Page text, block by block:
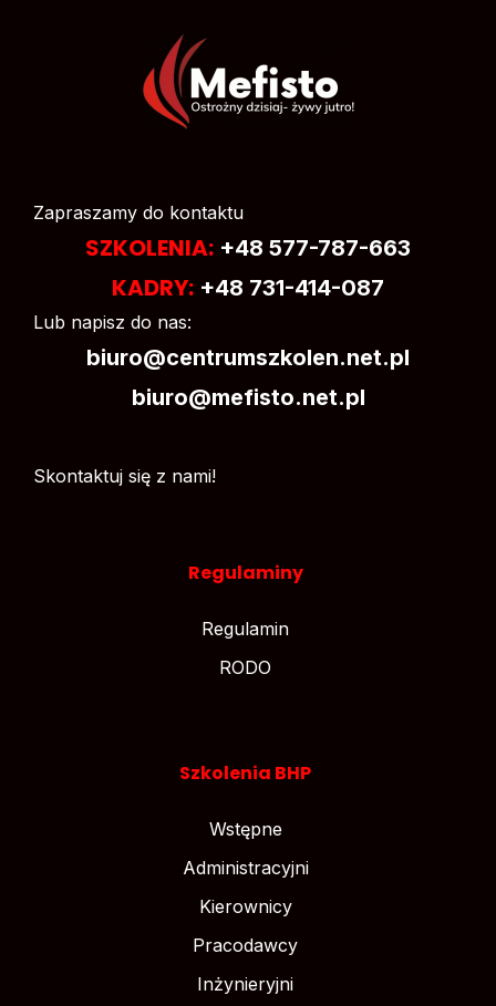
Zapraszamy do kontaktu
SZKOLENIA: +48 577-787-663
KADRY: +48 731-414-087
Lub napisz do nas:
biuro@centrumszkolen.net.pl
biuro@mefisto.net.pl
Skontaktuj się z nami!
Regulaminy
Regulamin
RODO
Szkolenia BHP
Wstępne
Administracyjni
Kierownicy
Pracodawcy
Inżynieryjni